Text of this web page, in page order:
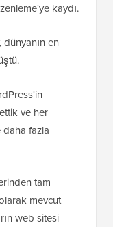
kaydı.
en
ve her
fazla
tam
mevcut
web sitesi